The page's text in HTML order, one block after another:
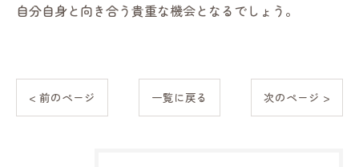
自分自身と向き合う貴重な機会となるでしょう。
< 前のページ 一覧に戻る 次のページ >